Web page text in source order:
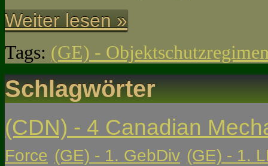
Weiter lesen »
Tags: (GE) -
Schlagwörter
(CDN) - 4 Canadian
Force (GE) - 1. GebDiv (GE) - 1.